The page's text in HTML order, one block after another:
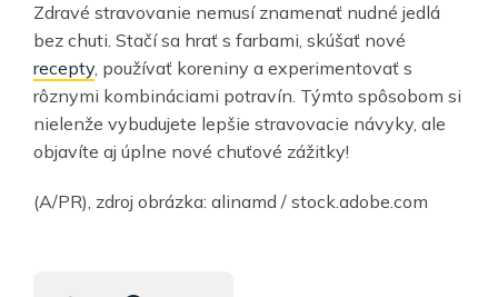
Zdravé stravovanie nemusí znamenať nudné jedlá
bez chuti. Stačí sa hrať s farbami, skúšať nové
recepty, používať koreniny a experimentovať s
rôznymi kombináciami potravín. Týmto spôsobom si
nielenže vybudujete lepšie stravovacie návyky, ale
objavíte aj úplne nové chuťové zážitky!
(A/PR), zdroj obrázka: alinamd / stock.adobe.com